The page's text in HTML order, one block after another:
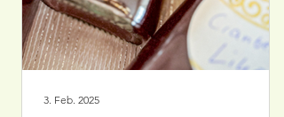
3. Feb. 2025